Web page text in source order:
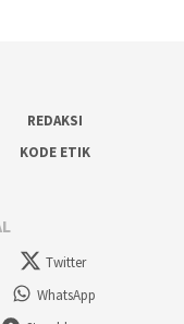
REDAKSI
KODE ETIK
Twitter
WhatsApp